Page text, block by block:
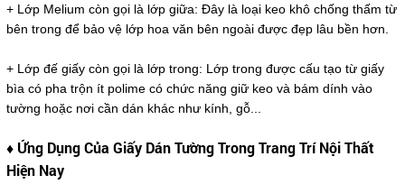
+ Lớp Melium còn gọi là lớp giữa: Đây là loại keo khô chống thấm từ
bên trong để bảo vệ lớp hoa văn bên ngoài được đẹp lâu bền hơn.
+ Lớp đế giấy còn gọi là lớp trong: Lớp trong được cấu tạo từ giấy
bìa có pha trộn ít polime có chức năng giữ keo và bám dính vào
tường hoặc nơi cần dán khác như kính, gỗ...
♦ Ứng Dụng Của Giấy Dán Tường Trong Trang Trí Nội Thất
Hiện Nay